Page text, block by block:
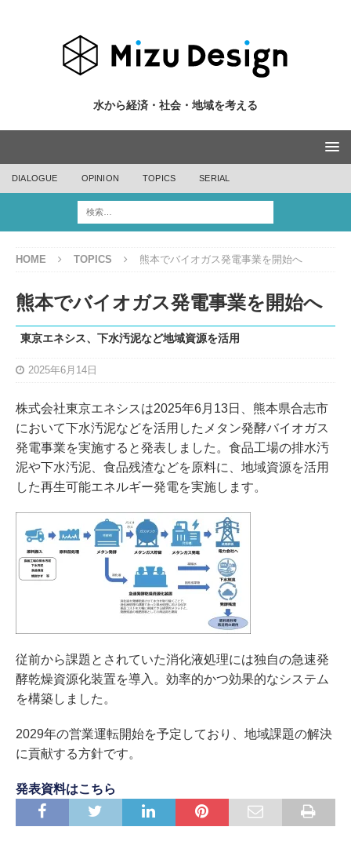
水から経済・社会・地域を考える
DIALOGUE OPINION TOPICS SERIAL
HOME TOPICS 熊本でバイオガス発電事業を開始へ
熊本でバイオガス発電事業を開始へ
東京エネシス、下水汚泥など地域資源を活用
2025年6月14日
株式会社東京エネシスは2025年6月13日、熊本県合志市
において下水汚泥などを活用したメタン発酵バイオガス
発電事業を実施すると発表しました。食品工場の排水汚
泥や下水汚泥、食品残渣などを原料に、地域資源を活用
した再生可能エネルギー発電を実施します。
従前から課題とされていた消化液処理には独自の急速発
酵乾燥資源化装置を導入。効率的かつ効果的なシステム
を構築しました。
2029年の営業運転開始を予定しており、地域課題の解決
に貢献する方針です。
発表資料はこちら